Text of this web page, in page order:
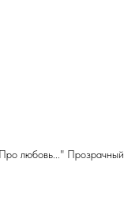
любовь..." Прозрачный